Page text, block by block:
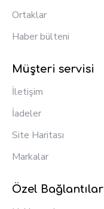
Ortaklar
Haber bülteni
Müşteri servisi
İletişim
İadeler
Site Haritası
Markalar
Özel Bağlantılar